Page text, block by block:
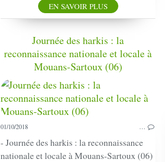
EN SAVOIR PLUS
Journée des harkis : la
reconnaissance nationale et locale à
Mouans-Sartoux (06)
01/10/2018 …
- Journée des harkis : la reconnaissance
nationale et locale à Mouans-Sartoux (06)